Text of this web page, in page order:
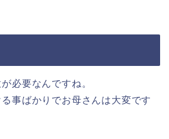
必要なんですね。
事ばかりでお母さんは大変です